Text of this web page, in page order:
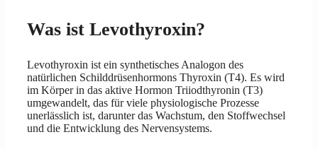
Was ist Levothyroxin?
Levothyroxin ist ein synthetisches Analogon des
natürlichen Schilddrüsenhormons Thyroxin (T4). Es wird
im Körper in das aktive Hormon Triiodthyronin (T3)
umgewandelt, das für viele physiologische Prozesse
unerlässlich ist, darunter das Wachstum, den Stoffwechsel
und die Entwicklung des Nervensystems.